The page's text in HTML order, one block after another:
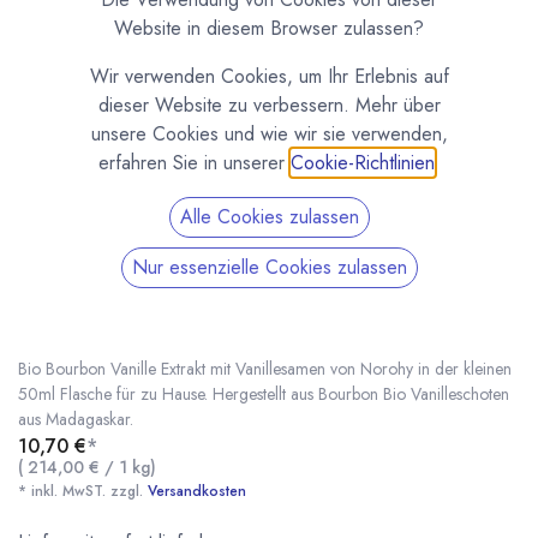
Bio Bourbon Vanille Extrakt mit Samen 50ml
Bio Bourbon Vanille Extrakt mit Vanillesamen von Norohy in der kleinen
50ml Flasche für zu Hause. Hergestellt aus Bourbon Bio Vanilleschoten
aus Madagaskar.
10,70 €*
( 214,00 € / 1 kg)
* inkl. MwST. zzgl. Versandkosten
Website in diesem Browser zulassen?
Wir verwenden Cookies, um Ihr Erlebnis auf
dieser Website zu verbessern. Mehr über
unsere Cookies und wie wir sie verwenden,
erfahren Sie in unserer Cookie-Richtlinien
Alle Cookies zulassen
Nur essenzielle Cookies zulassen